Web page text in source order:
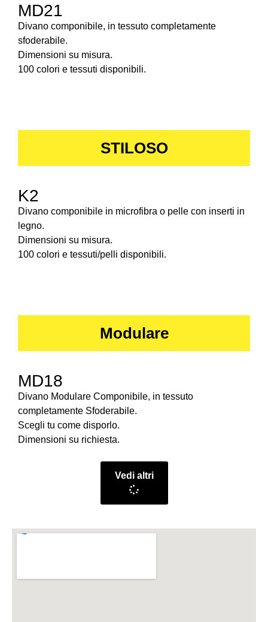
MD21
Divano componibile, in tessuto completamente
sfoderabile.
Dimensioni su misura.
100 colori e tessuti disponibili.
STILOSO
K2
Divano componibile in microfibra o pelle con inserti in
legno.
Dimensioni su misura.
100 colori e tessuti/pelli disponibili.
Modulare
MD18
Divano Modulare Componibile, in tessuto
completamente Sfoderabile.
Scegli tu come disporlo.
Dimensioni su richiesta.
Vedi altri